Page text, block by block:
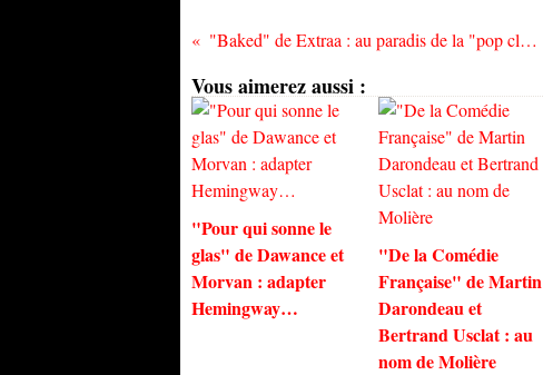
"Baked" de Extraa : au paradis de la "pop classique"
Vous aimerez aussi :
"Pour qui sonne le
glas" de Dawance et
Morvan : adapter
Hemingway…
"De la Comédie
Française" de Martin
Darondeau et
Bertrand Usclat : au
nom de Molière